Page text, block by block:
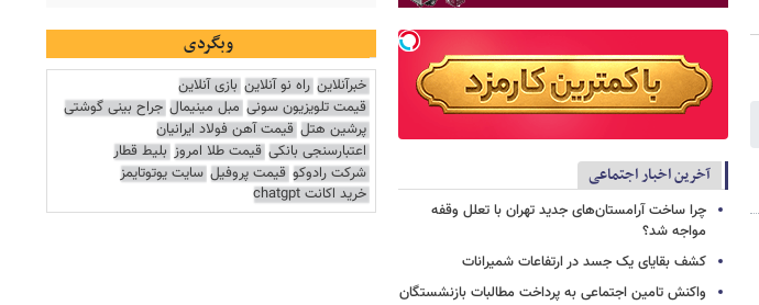
آخرین اخبار اجتماعی
چرا ساخت آرامستان‌های جدید تهران با تعلل وقفه
مواجه شد؟
کشف بقایای یک جسد در ارتفاعات شمیرانات
واکنش تامین اجتماعی به پرداخت مطالبات بازنشستگان
وبگردی
خبرآنلاین راه نو آنلاین بازی آنلاین
قیمت تلویزیون سونی مبل مینیمال جراح بینی گوشتی
پرشین هتل قیمت آهن فولاد ایرانیان
اعتبارسنجی بانکی قیمت طلا امروز بلیط قطار
شرکت رادوکو قیمت پروفیل سایت یوتوتایمز
خرید اکانت chatgpt